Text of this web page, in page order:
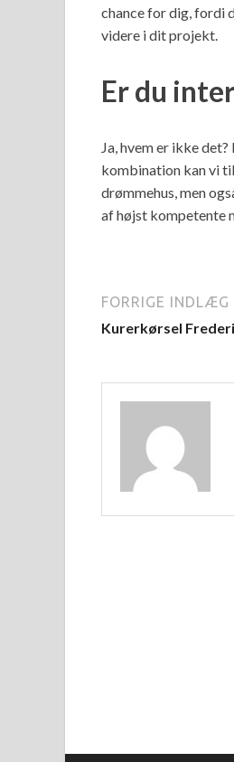
chance for dig, fordi
videre i dit projekt.
Er du
Ja, hvem er ikke
kombination kan vi
drømmehus, men
af højst kompetente
FORRIGE INDLÆG
Kurerkørsel